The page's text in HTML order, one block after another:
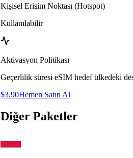
Kişisel Erişim Noktası (Hotspot)
Kullanılabilir
Aktivasyon Politikası
Geçerlilik süresi eSIM hedef ülkedeki
$3.90Hemen Satın Al
Diğer Paketler